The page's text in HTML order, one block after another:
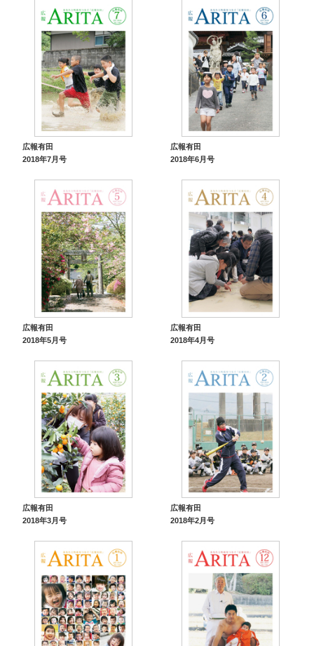
広報有田
2018年7月号
広報有田
2018年6月号
広報有田
2018年5月号
広報有田
2018年4月号
広報有田
2018年3月号
広報有田
2018年2月号